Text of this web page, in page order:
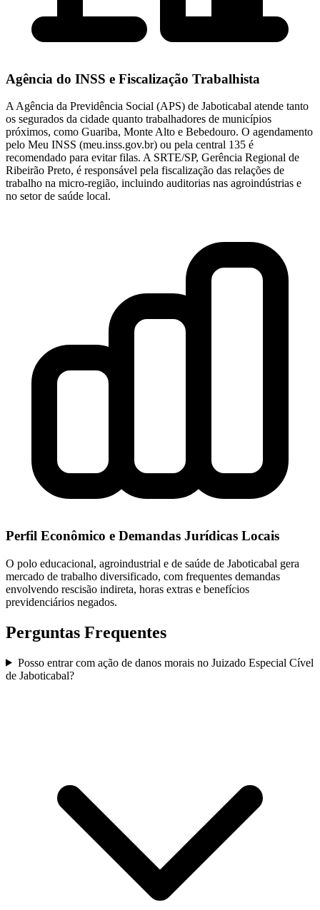
Agência do INSS e Fiscalização Trabalhista
A Agência da Previdência Social (APS) de Jaboticabal atende tanto
os segurados da cidade quanto trabalhadores de municípios
próximos, como Guariba, Monte Alto e Bebedouro. O agendamento
pelo Meu INSS (meu.inss.gov.br) ou pela central 135 é
recomendado para evitar filas. A SRTE/SP, Gerência Regional de
Ribeirão Preto, é responsável pela fiscalização das relações de
trabalho na micro-região, incluindo auditorias nas agroindústrias e
no setor de saúde local.
Perfil Econômico e Demandas Jurídicas Locais
O polo educacional, agroindustrial e de saúde de Jaboticabal gera
mercado de trabalho diversificado, com frequentes demandas
envolvendo rescisão indireta, horas extras e benefícios
previdenciários negados.
Perguntas Frequentes
Posso entrar com ação de danos morais no Juizado Especial Cível
de Jaboticabal?